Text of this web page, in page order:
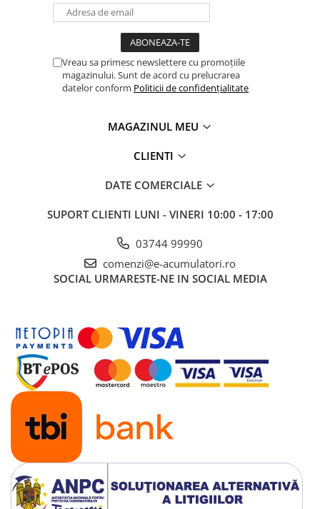
Vreau sa primesc newslettere cu promoțiile
magazinului. Sunt de acord cu prelucrarea
datelor conform Politicii de confidențialitate
MAGAZINUL MEU
CLIENTI
DATE COMERCIALE
SUPORT CLIENTI LUNI - VINERI 10:00 - 17:00
03744 99990
comenzi@e-acumulatori.ro
SOCIAL URMARESTE-NE IN SOCIAL MEDIA